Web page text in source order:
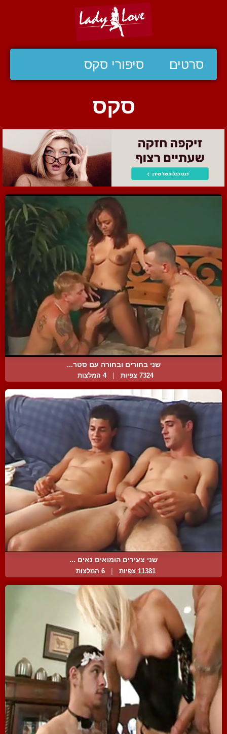
סרטים סיפורי סקס
סקס
שני בחורים ובחורה עם סטר...
7324 צפיות 4 המלצות
שני צעירים הומואים נאים ...
11381 צפיות 6 המלצות